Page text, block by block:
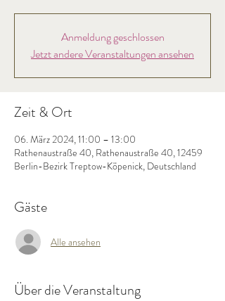
Anmeldung geschlossen
Jetzt andere Veranstaltungen ansehen
Zeit & Ort
06. März 2024, 11:00 – 13:00
Rathenaustraße 40, Rathenaustraße 40, 12459
Berlin-Bezirk Treptow-Köpenick, Deutschland
Gäste
Alle ansehen
Über die Veranstaltung